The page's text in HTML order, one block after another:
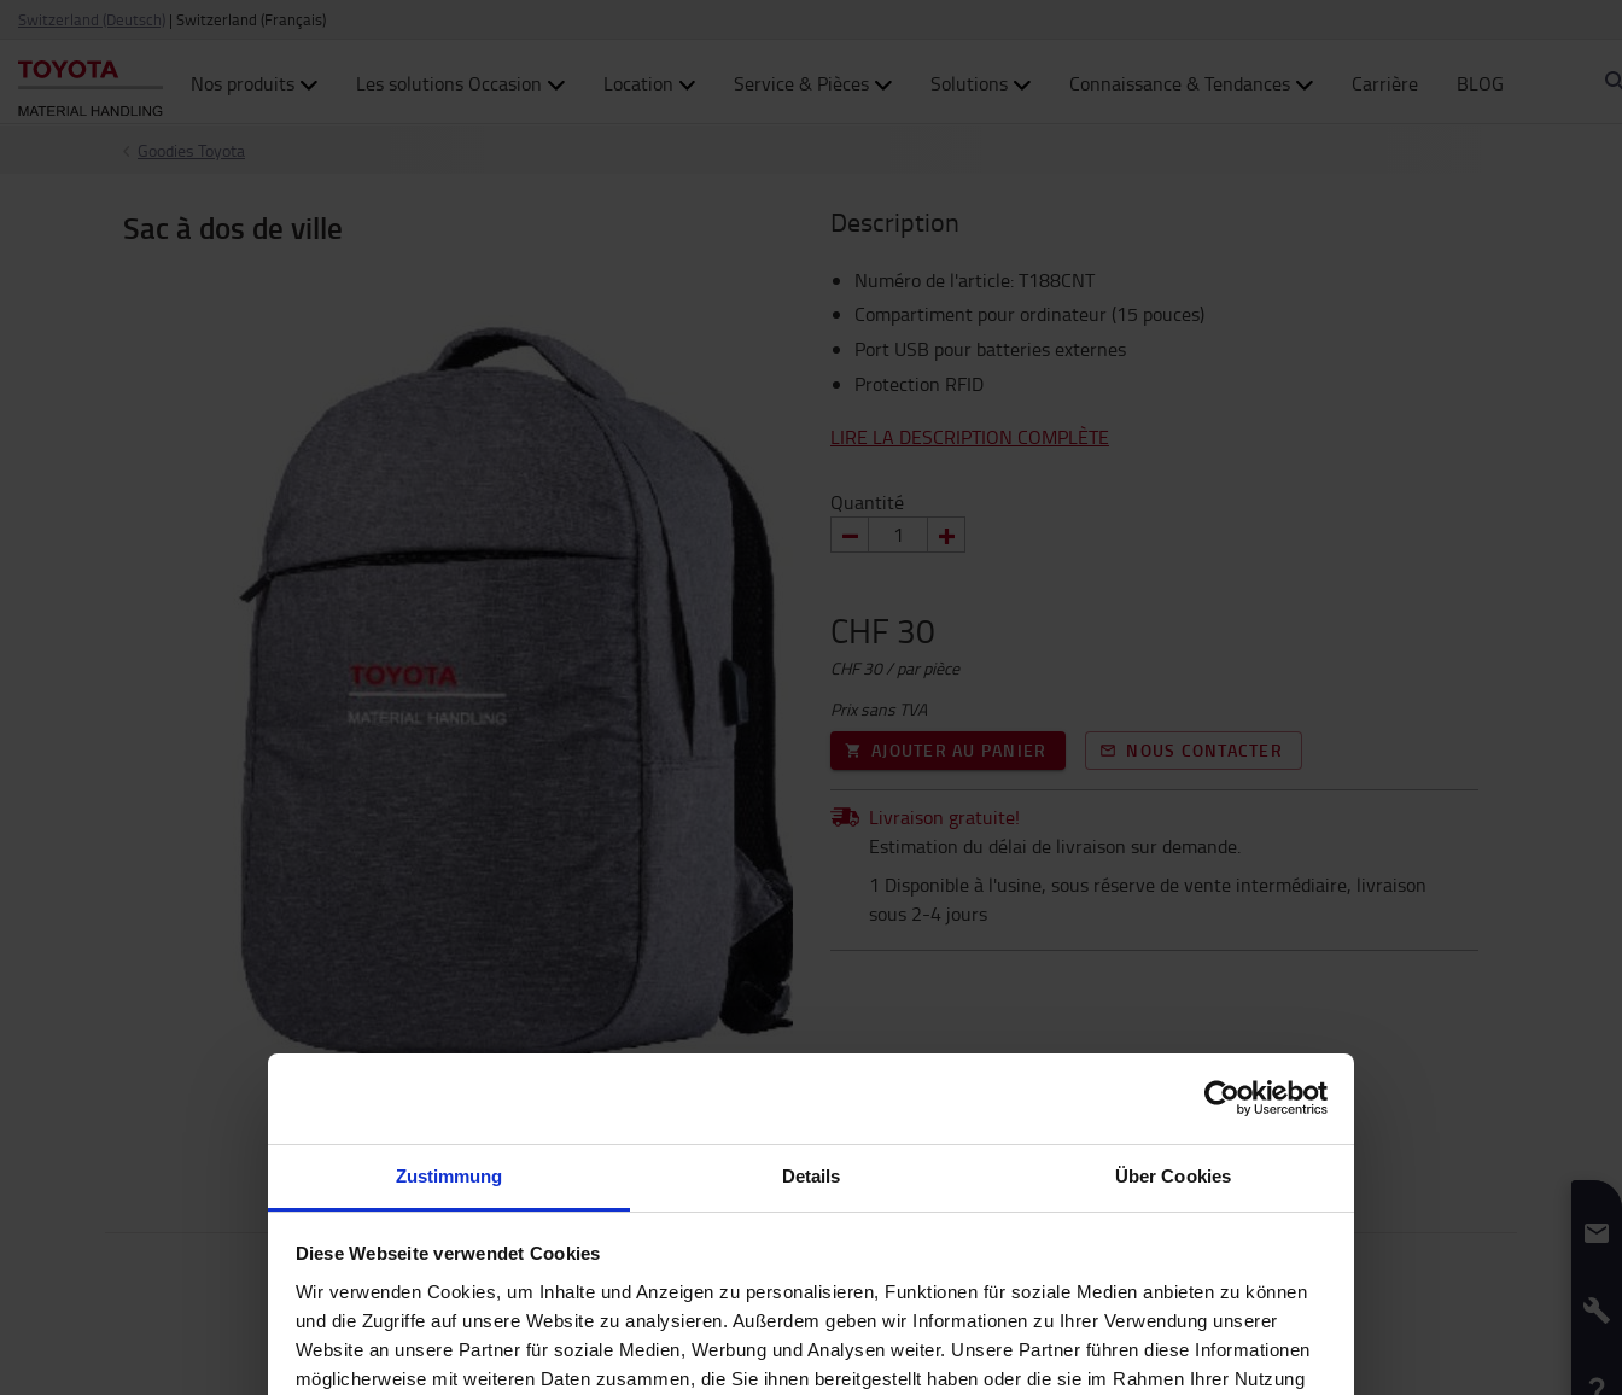
Zustimmung Details Über Cookies
Diese Webseite verwendet Cookies
Wir verwenden Cookies, um Inhalte und Anzeigen zu personalisieren, Funktionen für soziale Medien anbieten zu können
und die Zugriffe auf unsere Website zu analysieren. Außerdem geben wir Informationen zu Ihrer Verwendung unserer
Website an unsere Partner für soziale Medien, Werbung und Analysen weiter. Unsere Partner führen diese Informationen
möglicherweise mit weiteren Daten zusammen, die Sie ihnen bereitgestellt haben oder die sie im Rahmen Ihrer Nutzung
Switzerland (Deutsch) | Switzerland (Français)
Nos produits Les solutions Occasion Location Service & Pièces Solutions Connaissance & Tendances Carrière BLOG
Goodies Toyota
Sac à dos de ville Description
Numéro de l'article: T188CNT
Compartiment pour ordinateur (15 pouces)
Port USB pour batteries externes
Protection RFID
LIRE LA DESCRIPTION COMPLÈTE
Quantité
CHF 30
CHF 30 / par pièce
Prix sans TVA
AJOUTER AU PANIER
NOUS CONTACTER
Livraison gratuite!
Estimation du délai de livraison sur demande.
1 Disponible à l'usine, sous réserve de vente intermédiaire, livraison
sous 2-4 jours
SPÉCIFICATIONS CONTACTEZ-NOUS
Spécifications